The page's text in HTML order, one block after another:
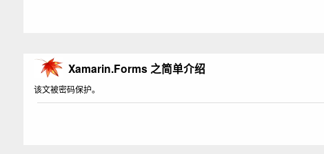
Xamarin.Forms 之简单介绍
该文被密码保护。